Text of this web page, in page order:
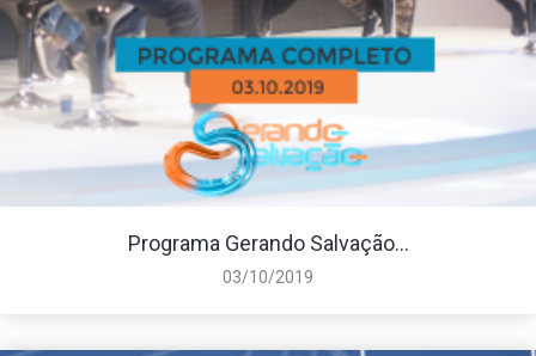
Programa Gerando Salvação...
03/10/2019